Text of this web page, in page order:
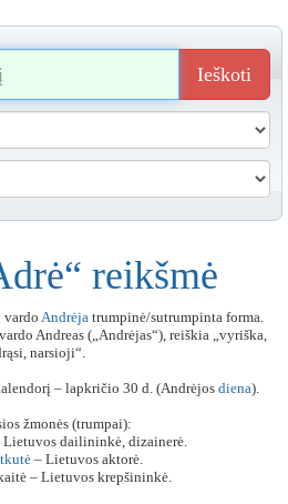
Ieškoti
reikšmė
vardo Andrėja trumpinė/sutrumpinta forma.
Andreas („Andrėjas“), reiškia „vyriška,
narsioji“.
– lapkričio 30 d. (Andrėjos diena).
žmonės (trumpai):
Lietuvos dailininkė, dizainerė.
– Lietuvos aktorė.
– Lietuvos krepšininkė.